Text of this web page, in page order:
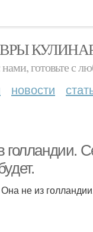
нами, готовьте с
новости
голландии.
не из